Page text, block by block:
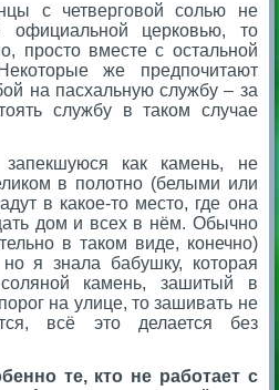
с четверговой солью не
официальной церковью, то
просто вместе с остальной
же предпочитают
на пасхальную службу – за
службу в таком случае
как камень, не
в полотно (белыми или
в какое-то место, где она
дом и всех в нём. Обычно
в таком виде, конечно)
я знала бабушку, которая
камень, зашитый в
на улице, то зашивать не
всё это делается без
те, кто не работает с